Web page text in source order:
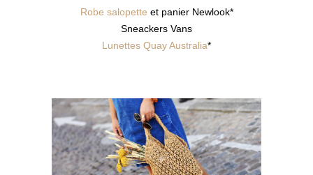
Robe salopette et panier Newlook*
Sneackers Vans
Lunettes Quay Australia*